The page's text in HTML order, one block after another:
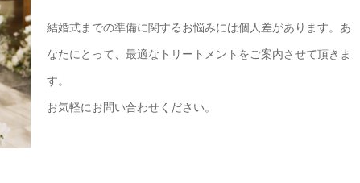
結婚式までの準備に関するお悩みには個人差があります。あ
なたにとって、最適なトリートメントをご案内させて頂きま
す。
お気軽にお問い合わせください。